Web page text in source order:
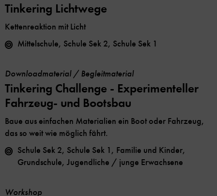
Tinkering Lichtwege
Kettenreaktion mit Licht
Mittelschule, Schule Sek 2, Schule Sek 1
Downloadmaterial / Begleitmaterial
Tinkering Challenge - Experimenteller
Fahrzeug- und Bootsbau
Baue aus einfachen Materialien ein Boot oder Fahrzeug,
das so weit wie möglich fährt.
Schule Sek 2, Schule Sek 1, Familie und Kinder,
Grundschule, Jugendliche / junge Erwachsene
Workshop